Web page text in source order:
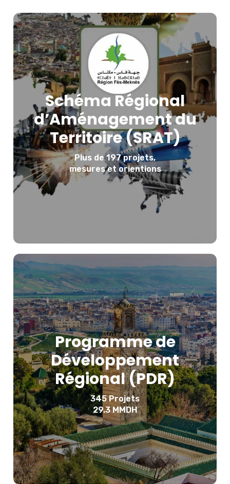
Schéma Régional
d’Aménagement du
Territoire (SRAT)
Plus de 197 projets,
mesures et orientions
Télécharger le SRAT
Programme de
Développement
Régional (PDR)
345 Projets
29.3 MMDH
Télécharger le PDR